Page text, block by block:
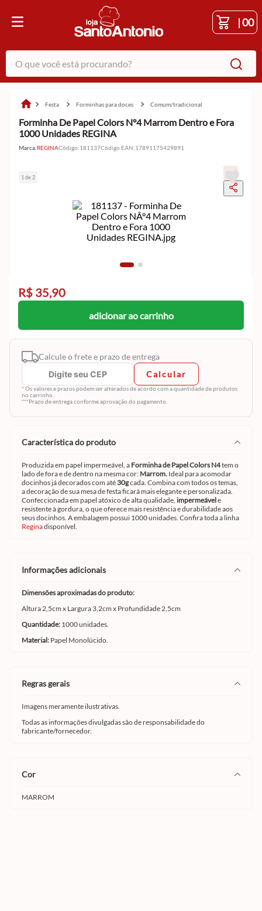
|00
O que você está procurando?
festa forminhas para doces comum/tradicional
Forminha De Papel Colors N°4 Marrom Dentro e Fora
1000 Unidades REGINA
Marca:REGINACódigo:181137Código EAN:17891175429891
1 de 2
R$ 35,90
adicionar ao carrinho
Calcule o frete e prazo de entrega
Calcular
* Os valores e prazos podem ser alterados de acordo com a quantidade de produtos
no carrinho.
***Prazo de entrega conforme aprovação do pagamento.
característica do produto
Produzida em papel impermeável, a Forminha de Papel Colors N4tem o
lado de fora e de dentro na mesma cor: Marrom. Ideal para acomodar
docinhos já decorados com até30gcada. Combina com todos os temas,
a decoração de sua mesa de festa ficará mais elegante e personalizada.
Confeccionada em papel atóxico de alta qualidade, impermeávele
resistente à gordura, o que oferece mais resistência e durabilidade aos
seus docinhos. A embalagem possui 1000 unidades. Confira toda a linha
Reginadisponível.
informações adicionais
Dimensões aproximadas do produto:
Altura 2,5cm x Largura 3,2cm x Profundidade 2,5cm
Quantidade: 1000 unidades.
Material: Papel Monolúcido.
regras gerais
Imagens meramente ilustrativas.
Todas as informações divulgadas são de responsabilidade do
fabricante/fornecedor.
cor
MARROM